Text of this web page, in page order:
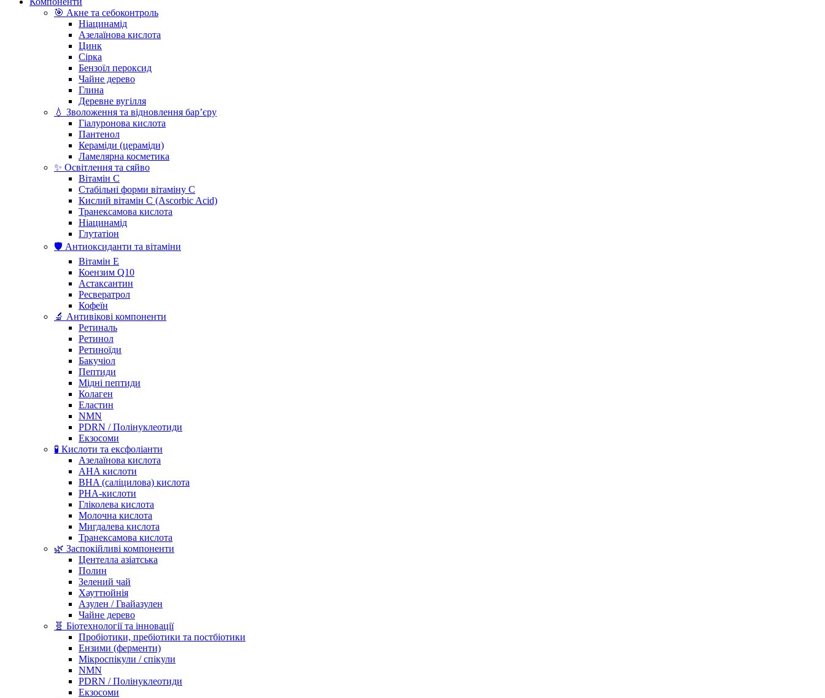
🎯 Акне та себоконтроль
Ніацинамід
Азелаїнова кислота
Цинк
Сірка
Бензоїл пероксид
Чайне дерево
Глина
Деревне вугілля
💧 Зволоження та відновлення бар’єру
Гіалуронова кислота
Пантенол
Кераміди (цераміди)
Ламелярна косметика
✨ Освітлення та сяйво
Вітамін С
Стабільні форми вітаміну С
Кислий вітамін С (Ascorbic Acid)
Транексамова кислота
Ніацинамід
Глутатіон
🛡️ Антиоксиданти та вітаміни
Вітамін Е
Коензим Q10
Астаксантин
Ресвератрол
Кофеїн
🔬 Антивікові компоненти
Ретиналь
Ретинол
Ретиноїди
Бакучіол
Пептиди
Мідні пептиди
Колаген
Еластин
NMN
PDRN / Полінуклеотиди
Екзосоми
🧪 Кислоти та ексфоліанти
Азелаїнова кислота
AHA кислоти
BHA (саліцилова) кислота
PHA-кислоти
Гліколева кислота
Молочна кислота
Мигдалева кислота
Транексамова кислота
🌿 Заспокійливі компоненти
Центелла азіатська
Полин
Зелений чай
Хауттюйнія
Азулен / Гвайазулен
Чайне дерево
🧬 Біотехнології та інновації
Пробіотики, пребіотики та постбіотики
Ензими (ферменти)
Мікроспікули / спікули
NMN
PDRN / Полінуклеотиди
Екзосоми